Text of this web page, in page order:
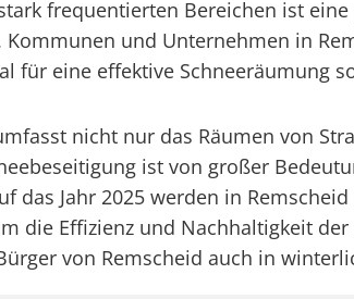
frequentierten Bereichen ist
und Unternehmen in
für eine effektive Schneeräumung
nicht nur das Räumen von
ist von großer
das Jahr 2025 werden in
die Effizienz und Nachhaltigkeit
von Remscheid auch in